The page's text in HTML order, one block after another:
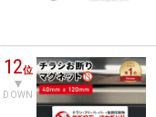
12位
DOWN